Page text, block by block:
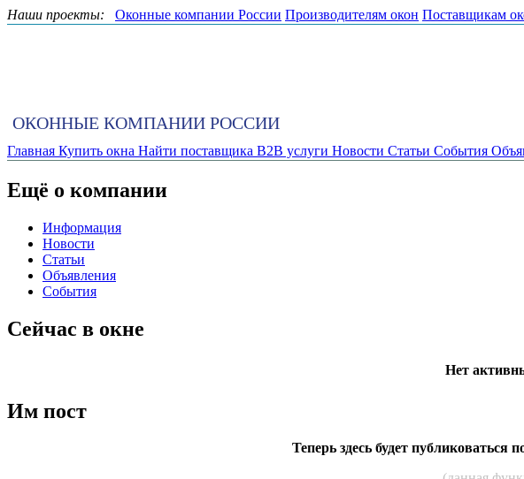
Наши проекты: Оконные компании России Производителям окон Поставщикам
ОКОННЫЕ КОМПАНИИ РОССИИ
Главная Купить окна Найти поставщика B2B услуги Новости Статьи События
Ещё о компании
Информация
Новости
Статьи
Объявления
События
Сейчас в окне
Нет
Им пост
Теперь здесь будет публиковаться